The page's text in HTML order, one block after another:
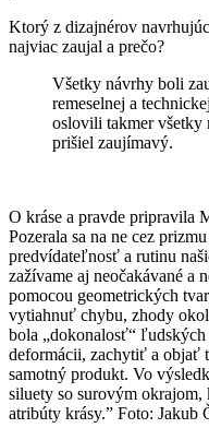
Ktorý z dizajnérov
najviac zaujal a prečo?
Všetky návrhy boli
remeselnej a
oslovili takmer všetky
prišiel zaujímavý.
O kráse a pravde pripravila
Pozerala sa na ne cez
predvídateľnosť a rutinu
zažívame aj neočakávané a
pomocou geometrických
vytiahnuť chybu, zhody
bola „dokonalosť“
deformácii, zachytiť a objať
samotný produkt. Vo
siluety so surovým
atribúty krásy.” Foto: Jakub